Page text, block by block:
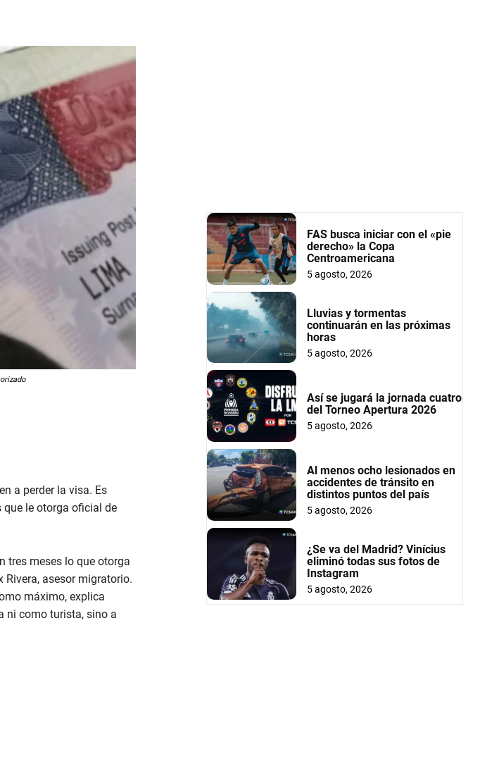
a perder la visa. Es
le otorga oficial de
tres meses lo que otorga
Rivera, asesor migratorio.
máximo, explica
ni como turista, sino a
FAS busca iniciar con el «pie
derecho» la Copa
Centroamericana
5 agosto, 2026
Lluvias y tormentas
continuarán en las próximas
horas
5 agosto, 2026
Así se jugará la jornada cuatro
del Torneo Apertura 2026
5 agosto, 2026
Al menos ocho lesionados en
accidentes de tránsito en
distintos puntos del país
5 agosto, 2026
¿Se va del Madrid? Vinícius
eliminó todas sus fotos de
Instagram
5 agosto, 2026